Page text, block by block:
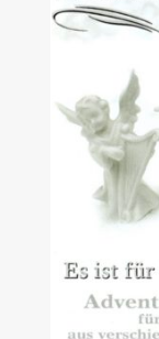
DETAILS